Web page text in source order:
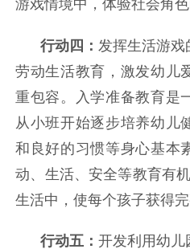
行动四： 发挥生活游
劳动生活教育，激发幼儿
重包容。
入学准备教育是
从小班开始逐步培养幼儿
和良好的习惯等身心基本
动、生活、安全等教育有
生活中，使每个孩子获得完
行动五： 开发利用幼